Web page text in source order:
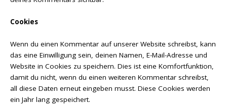
Cookies
Wenn du einen Kommentar auf unserer Website schreibst, kann
das eine Einwilligung sein, deinen Namen, E-Mail-Adresse und
Website in Cookies zu speichern. Dies ist eine Komfortfunktion,
damit du nicht, wenn du einen weiteren Kommentar schreibst,
all diese Daten erneut eingeben musst. Diese Cookies werden
ein Jahr lang gespeichert.